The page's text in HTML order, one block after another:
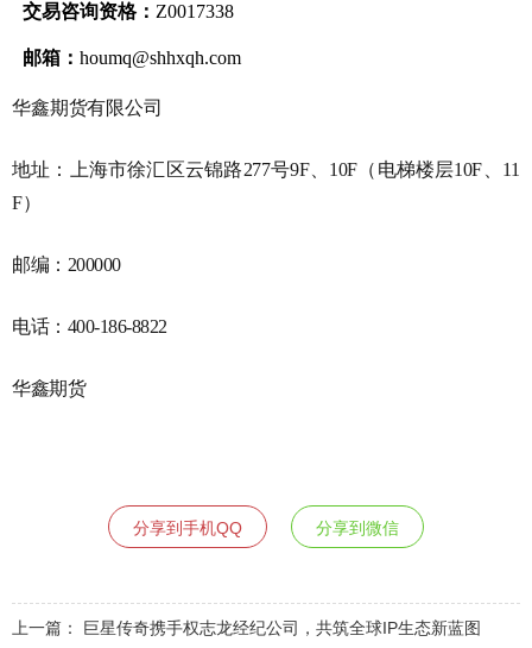
交易咨询资格： Z0017338
邮箱：houmq@shhxqh.com
华鑫期货有限公司
地址：上海市徐汇区云锦路277号9F、 10F（电梯楼层10F
11
F）
邮编： 200000
电话： 400-186-8822
华鑫期货
分享到手机QQ 分享到微信
上一篇： 巨星传奇携手权志龙经纪公司，共筑全球IP生态新蓝图